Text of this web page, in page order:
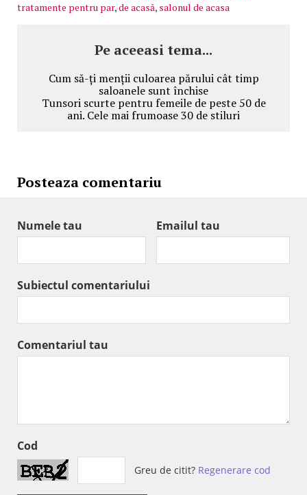
tratamente pentru par,de acasă, salonul de acasa
Pe aceeasi tema...
Cum să-ți menții culoarea părului cât timp
saloanele sunt închise
Tunsori scurte pentru femeile de peste 50 de
ani. Cele mai frumoase 30 de stiluri
Posteaza comentariu
Numele tau Emailul tau
Subiectul comentariului
Comentariul tau
Cod
Greu de citit? Regenerare cod